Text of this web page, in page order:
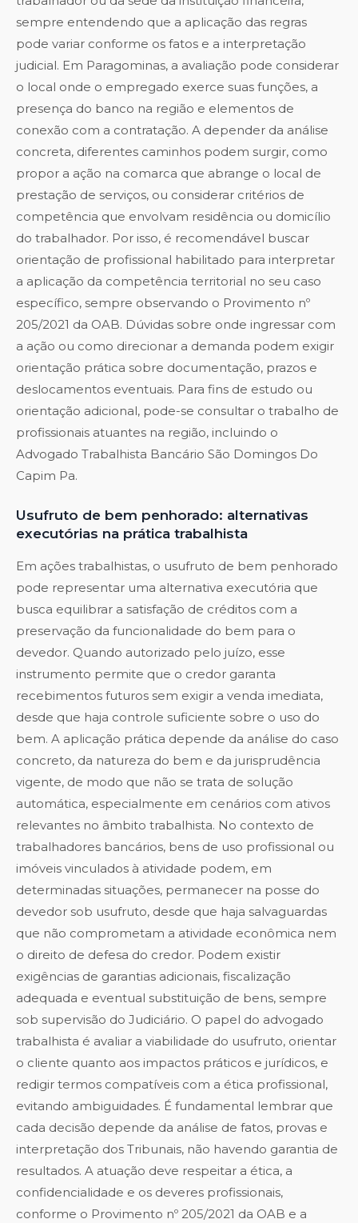
sempre entendendo que a aplicação das regras
pode variar conforme os fatos e a interpretação
judicial. Em Paragominas, a avaliação pode considerar
o local onde o empregado exerce suas funções, a
presença do banco na região e elementos de
conexão com a contratação. A depender da análise
concreta, diferentes caminhos podem surgir, como
propor a ação na comarca que abrange o local de
prestação de serviços, ou considerar critérios de
competência que envolvam residência ou domicílio
do trabalhador. Por isso, é recomendável buscar
orientação de profissional habilitado para interpretar
a aplicação da competência territorial no seu caso
específico, sempre observando o Provimento nº
205/2021 da OAB. Dúvidas sobre onde ingressar com
a ação ou como direcionar a demanda podem exigir
orientação prática sobre documentação, prazos e
deslocamentos eventuais. Para fins de estudo ou
orientação adicional, pode-se consultar o trabalho de
profissionais atuantes na região, incluindo o
Advogado Trabalhista Bancário São Domingos Do
Capim Pa.
Usufruto de bem penhorado: alternativas
executórias na prática trabalhista
Em ações trabalhistas, o usufruto de bem penhorado
pode representar uma alternativa executória que
busca equilibrar a satisfação de créditos com a
preservação da funcionalidade do bem para o
devedor. Quando autorizado pelo juízo, esse
instrumento permite que o credor garanta
recebimentos futuros sem exigir a venda imediata,
desde que haja controle suficiente sobre o uso do
bem. A aplicação prática depende da análise do caso
concreto, da natureza do bem e da jurisprudência
vigente, de modo que não se trata de solução
automática, especialmente em cenários com ativos
relevantes no âmbito trabalhista. No contexto de
trabalhadores bancários, bens de uso profissional ou
imóveis vinculados à atividade podem, em
determinadas situações, permanecer na posse do
devedor sob usufruto, desde que haja salvaguardas
que não comprometam a atividade econômica nem
o direito de defesa do credor. Podem existir
exigências de garantias adicionais, fiscalização
adequada e eventual substituição de bens, sempre
sob supervisão do Judiciário. O papel do advogado
trabalhista é avaliar a viabilidade do usufruto, orientar
o cliente quanto aos impactos práticos e jurídicos, e
redigir termos compatíveis com a ética profissional,
evitando ambiguidades. É fundamental lembrar que
cada decisão depende da análise de fatos, provas e
interpretação dos Tribunais, não havendo garantia de
resultados. A atuação deve respeitar a ética, a
confidencialidade e os deveres profissionais,
conforme o Provimento nº 205/2021 da OAB e a